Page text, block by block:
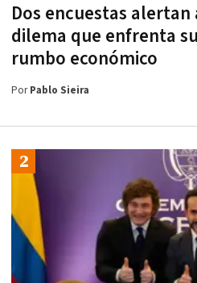
Dos encuestas alertan
dilema que enfrenta
rumbo económico
PorPablo Sieira